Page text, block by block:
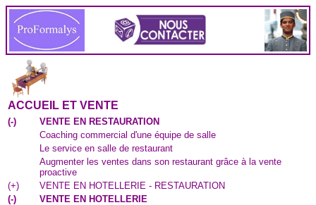
ACCUEIL ET VENTE
(-)
VENTE EN RESTAURATION
Coaching commercial d'une équipe de salle
Le service en salle de restaurant
Augmenter les ventes dans son restaurant grâce à la vente
proactive
(+)
VENTE EN HOTELLERIE - RESTAURATION
(-)
VENTE EN HOTELLERIE